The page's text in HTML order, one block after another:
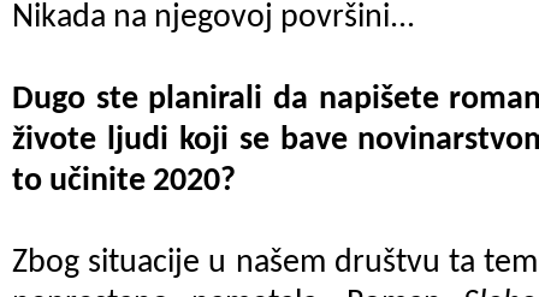
Nikada na njegovoj površini...
Dugo ste planirali da napišete
živote ljudi koji se bave
to učinite 2020?
Zbog situacije u našem društvu ta